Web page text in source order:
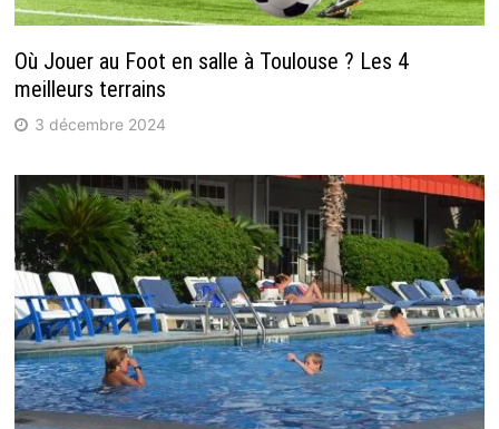
Où Jouer au Foot en salle à Toulouse ? Les 4
meilleurs terrains
3 décembre 2024